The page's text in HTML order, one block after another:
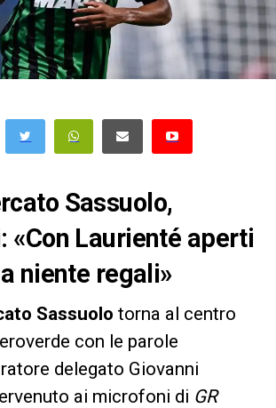
Sassuolo,
«Con Laurienté aperti
niente regali»
Sassuolo torna al centro
con le parole
delegato Giovanni
ai microfoni di GR